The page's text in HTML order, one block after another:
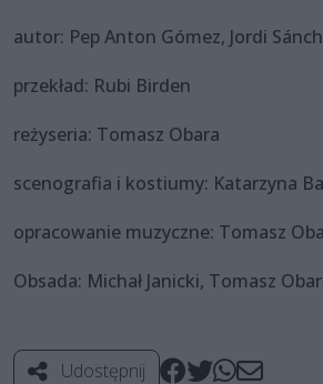
autor: Pep Anton Gómez, Jordi
przekład: Rubi Birden
reżyseria: Tomasz Obara
scenografia i kostiumy: Katarzyna
opracowanie muzyczne: Tomasz
Obsada: Michał Janicki, Tomasz
Udostępnij